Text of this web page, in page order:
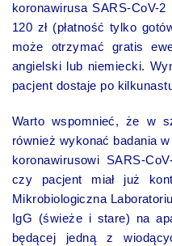
koronawirusa SARS-CoV-
120 zł (płatność tylko
może otrzymać gratis
angielski lub niemiecki.
pacjent dostaje po
Warto wspomnieć, że w
również wykonać badania
koronawirusowi SARS-
czy pacjent miał już
Mikrobiologiczna
IgG (świeże i stare) na
będącej jedną z